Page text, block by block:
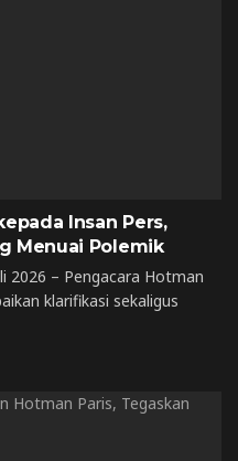
Insan Pers,
Menuai Polemik
2026 – Pengacara Hotman
klarifikasi sekaligus